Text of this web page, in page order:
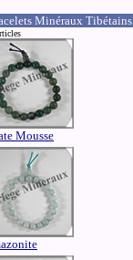
Minéraux Tibétains
Mousse